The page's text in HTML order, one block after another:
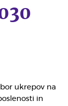
ukrepov na
in